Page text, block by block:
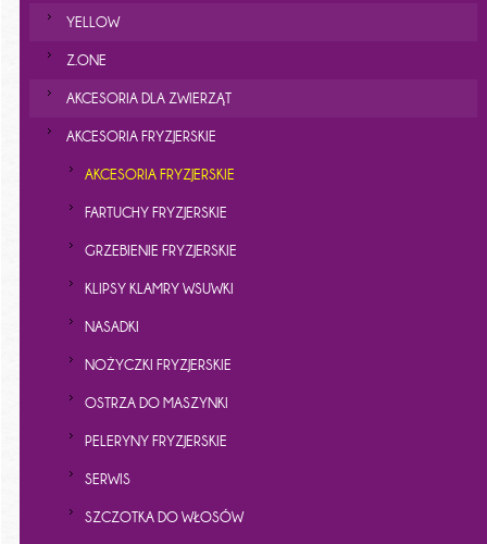
YELLOW
Z.ONE
AKCESORIA DLA ZWIERZĄT
AKCESORIA FRYZJERSKIE
AKCESORIA FRYZJERSKIE
FARTUCHY FRYZJERSKIE
GRZEBIENIE FRYZJERSKIE
KLIPSY KLAMRY WSUWKI
NASADKI
NOŻYCZKI FRYZJERSKIE
OSTRZA DO MASZYNKI
PELERYNY FRYZJERSKIE
SERWIS
SZCZOTKA DO WŁOSÓW